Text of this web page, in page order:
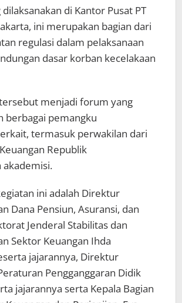
di Kantor Pusat PT
ini merupakan bagian dari
regulasi dalam pelaksanaan
dasar korban kecelakaan
menjadi forum yang
berbagai pemangku
termasuk perwakilan dari
Republik
akademisi.
ini adalah Direktur
Dana Pensiun, Asuransi, dan
Jenderal Stabilitas dan
Sektor Keuangan Ihda
jajarannya, Direktur
Pengganggaran Didik
jajarannya serta Kepala Bagian